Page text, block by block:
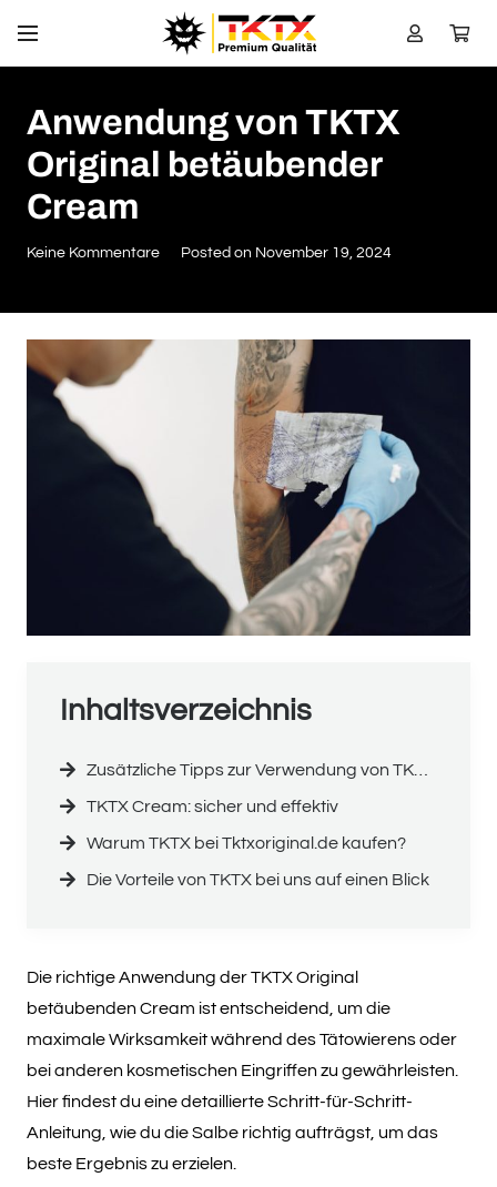
Anwendung von TKTX
Original betäubender
Cream
Keine Kommentare Posted on November 19, 2024
Inhaltsverzeichnis
Zusätzliche Tipps zur Verwendung von TKTX Cream
TKTX Cream: sicher und effektiv
Warum TKTX bei Tktxoriginal.de kaufen?
Die Vorteile von TKTX bei uns auf einen Blick
Die richtige Anwendung der TKTX Original
betäubenden Cream ist entscheidend, um die
maximale Wirksamkeit während des Tätowierens oder
bei anderen kosmetischen Eingriffen zu gewährleisten.
Hier findest du eine detaillierte Schritt-für-Schritt-
Anleitung, wie du die Salbe richtig aufträgst, um das
beste Ergebnis zu erzielen.